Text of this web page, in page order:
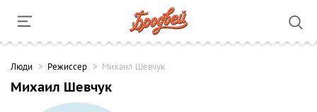
Люди Режиссер Михаил Шевчук
Михаил Шевчук